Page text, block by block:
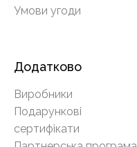
Умови угоди
Додатково
Виробники
Подарункові
сертифікати